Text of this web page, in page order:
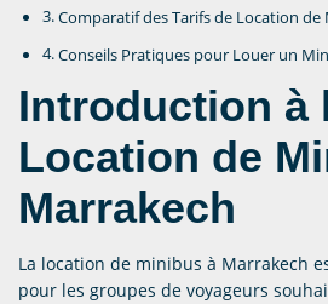
Comparatif des Tarifs de Location de
Conseils Pratiques pour Louer un
Introduction à
Location de
Marrakech
La location de minibus à Marrakech
pour les groupes de voyageurs